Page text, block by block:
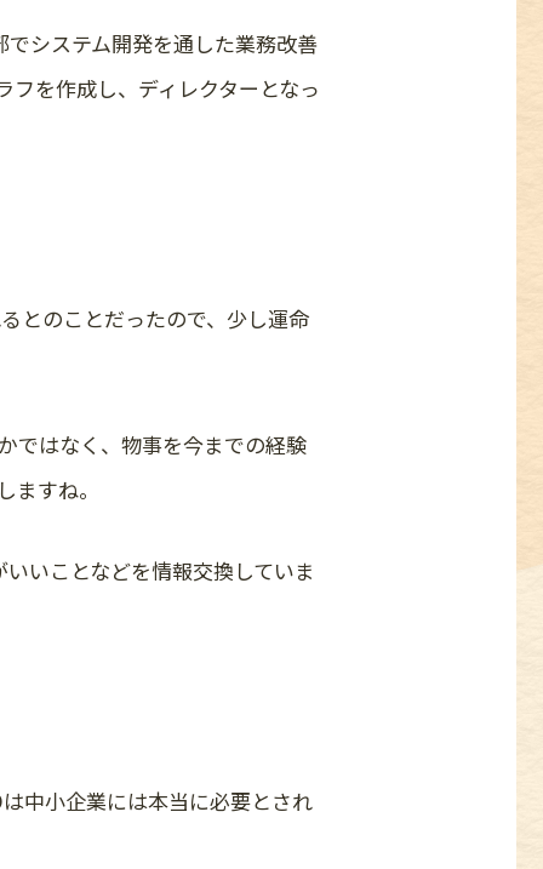
システム開発を通した業務改善
を作成し、ディレクターとなっ
とのことだったので、少し運命
ではなく、物事を今までの経験
すね。
いことなどを情報交換していま
中小企業には本当に必要とされ